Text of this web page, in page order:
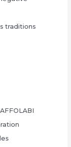
traditions